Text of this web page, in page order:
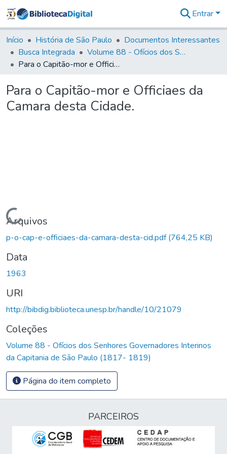
&
Coleções
Tudo na
Biblioteca
Estatísticas
Entrar
Início História de São Paulo
Documentos Interessantes
Busca Integrada
Volume 88 - Ofícios dos Senhores Governadores Interinos da Capitania de São Paulo (1817- 1819)
Para o Capitão-mor e Officiaes da Camara desta Cidade.
Para o Capitão-mor e Officiaes da
Camara desta Cidade.
Carregando...
Arquivos
p-o-cap-e-officiaes-da-camara-desta-cid.pdf(764,25 KB)
Data
1963
URI
http://bibdig.biblioteca.unesp.br/handle/10/21079
Coleções
Volume 88 - Ofícios dos Senhores Governadores Interinos
da Capitania de São Paulo (1817- 1819)
Página do item completo
PARCEIROS